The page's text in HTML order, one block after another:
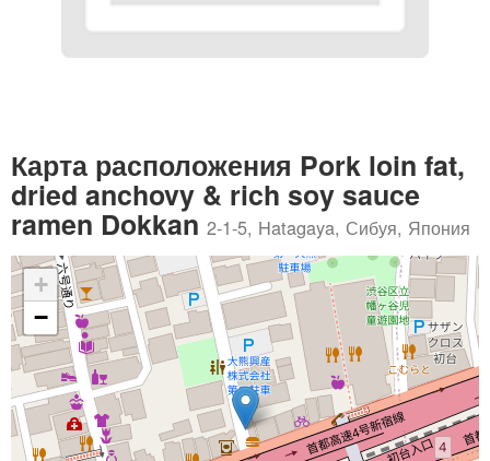
Карта расположения Pork loin fat,
dried anchovy & rich soy sauce
ramen Dokkan 2-1-5, Hatagaya, Сибуя, Япония
+
−